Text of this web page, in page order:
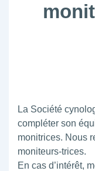
La Société
compléter son
monitrices. Nous
moniteurs-trices.
En cas d’intérêt,